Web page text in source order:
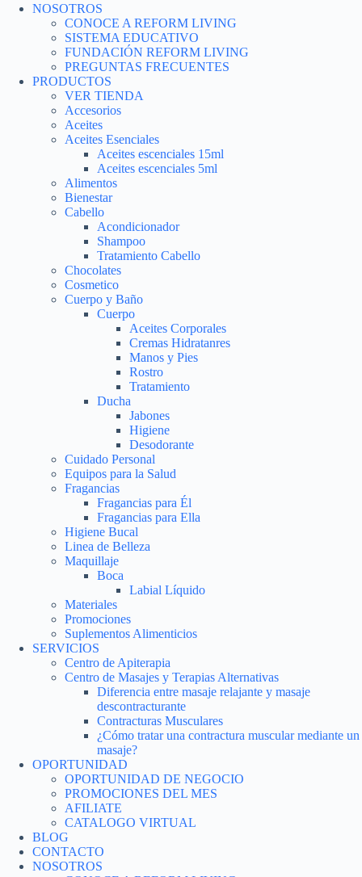
NOSOTROS
CONOCE A REFORM LIVING
SISTEMA EDUCATIVO
FUNDACIÓN REFORM LIVING
PREGUNTAS FRECUENTES
PRODUCTOS
VER TIENDA
Accesorios
Aceites
Aceites Esenciales
Aceites escenciales 15ml
Aceites escenciales 5ml
Alimentos
Bienestar
Cabello
Acondicionador
Shampoo
Tratamiento Cabello
Chocolates
Cosmetico
Cuerpo y Baño
Cuerpo
Aceites Corporales
Cremas Hidratanres
Manos y Pies
Rostro
Tratamiento
Ducha
Jabones
Higiene
Desodorante
Cuidado Personal
Equipos para la Salud
Fragancias
Fragancias para Él
Fragancias para Ella
Higiene Bucal
Linea de Belleza
Maquillaje
Boca
Labial Líquido
Materiales
Promociones
Suplementos Alimenticios
SERVICIOS
Centro de Apiterapia
Centro de Masajes y Terapias Alternativas
Diferencia entre masaje relajante y masaje
descontracturante
Contracturas Musculares
¿Cómo tratar una contractura muscular mediante un
masaje?
OPORTUNIDAD
OPORTUNIDAD DE NEGOCIO
PROMOCIONES DEL MES
AFILIATE
CATALOGO VIRTUAL
BLOG
CONTACTO
NOSOTROS